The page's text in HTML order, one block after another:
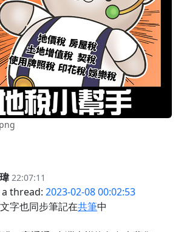
22:07:11
thread: 2023-02-08 00:02:53
字也同步筆記在共筆中